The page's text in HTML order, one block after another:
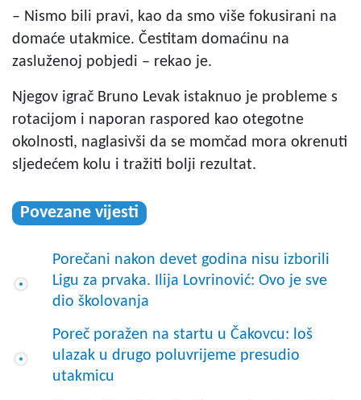
– Nismo bili pravi, kao da smo više fokusirani na
domaće utakmice. Čestitam domaćinu na
zasluženoj pobjedi – rekao je.
Njegov igrač Bruno Levak istaknuo je probleme s
rotacijom i naporan raspored kao otegotne
okolnosti, naglasivši da se momčad mora okrenuti
sljedećem kolu i tražiti bolji rezultat.
Povezane vijesti
Porečani nakon devet godina nisu izborili
Ligu za prvaka. Ilija Lovrinović: Ovo je sve
dio školovanja
Poreč poražen na startu u Čakovcu: loš
ulazak u drugo poluvrijeme presudio
utakmicu